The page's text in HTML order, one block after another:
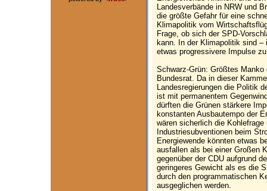
Landesverbände in NRW und
die größte Gefahr für eine
Klimapolitik vom
Frage, ob sich der SPD-
kann. In der Klimapolitik sind –
etwas progressivere Impulse
Schwarz-Grün: Größtes
Bundesrat. Da in dieser
Landesregierungen die Politik
ist mit permanentem
dürften die Grünen stärkere
konstanten Ausbautempo der
wären sicherlich die
Industriesubventionen beim
Energiewende könnten etwas
ausfallen als bei einer Großen
gegenüber der CDU aufgrund
geringeres Gewicht als es die
durch den programmatischen
ausgeglichen werden.